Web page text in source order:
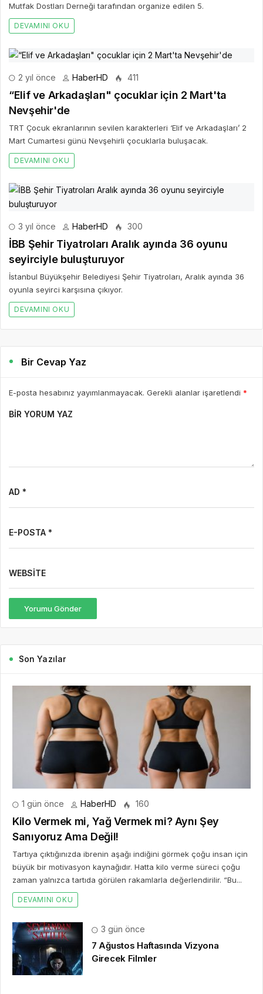
Mutfak Dostları Derneği tarafından organize edilen 5.
DEVAMINI OKU
2 yıl önce HaberHD 411
“Elif ve Arkadaşları" çocuklar için 2 Mart'ta
Nevşehir'de
TRT Çocuk ekranlarının sevilen karakterleri ‘Elif ve Arkadaşları’ 2
Mart Cumartesi günü Nevşehirli çocuklarla buluşacak.
DEVAMINI OKU
3 yıl önce HaberHD 300
İBB Şehir Tiyatroları Aralık ayında 36 oyunu
seyirciyle buluşturuyor
İstanbul Büyükşehir Belediyesi Şehir Tiyatroları, Aralık ayında 36
oyunla seyirci karşısına çıkıyor.
DEVAMINI OKU
Bir Cevap Yaz
E-posta hesabınız yayımlanmayacak. Gerekli alanlar işaretlendi *
BIR YORUM YAZ
AD *
E-POSTA *
WEBSITE
Yorumu Gönder
Son Yazılar
1 gün önce HaberHD 160
Kilo Vermek mi, Yağ Vermek mi? Aynı Şey
Sanıyoruz Ama Değil!
Tartıya çıktığınızda ibrenin aşağı indiğini görmek çoğu insan için
büyük bir motivasyon kaynağıdır. Hatta kilo verme süreci çoğu
zaman yalnızca tartıda görülen rakamlarla değerlendirilir. “Bu...
DEVAMINI OKU
3 gün önce
7 Ağustos Haftasında Vizyona
Girecek Filmler